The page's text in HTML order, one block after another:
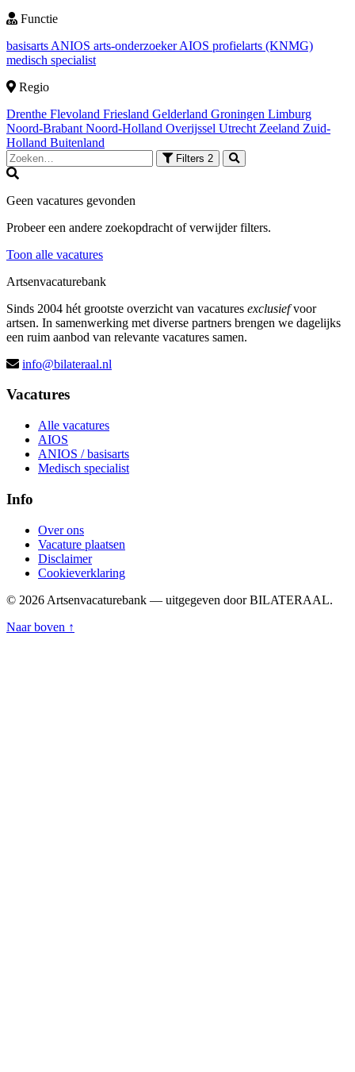
Functie
basisarts ANIOS arts-onderzoekerAIOS profielarts (KNMG)
medisch specialist
Regio
Drenthe Flevoland Friesland Gelderland Groningen Limburg
Noord-Brabant Noord-Holland Overijssel Utrecht Zeeland Zuid-
Holland Buitenland
Filters 2
Geen vacatures gevonden
Probeer een andere zoekopdracht of verwijder filters.
Toon alle vacatures
Artsenvacaturebank
Sinds 2004 hét grootste overzicht van vacatures exclusiefvoor
artsen. In samenwerking met diverse partners brengen we dagelijks
een ruim aanbod van relevante vacatures samen.
info@bilateraal.nl
Vacatures
Alle vacatures
AIOS
ANIOS / basisarts
Medisch specialist
Info
Over ons
Vacature plaatsen
Disclaimer
Cookieverklaring
© 2026 Artsenvacaturebank — uitgegeven door BILATERAAL.
Naar boven ↑